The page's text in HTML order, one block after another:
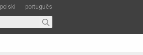
polski português